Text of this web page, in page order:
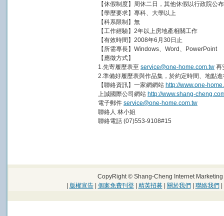
【休假制度】周休二日，其他休假以行政院公
【學歷要求】專科、大學以上
【科系限制】無
【工作經驗】2年以上房地產相關工作
【有效時間】2008年6月30日止
【所需專長】Windows、Word、PowerPoint
【應徵方式】
1.先寄履歷表至 service@one-home.com.tw 再
2.準備好履歷表與作品集，於約定時間、地點
【聯絡資訊】一家網網站 http://www.one-
上誠國際公司網站 http://www.shang-
電子郵件 service@one-home.com.tw
聯絡人 林小姐
聯絡電話 (07)553-9108#15
CopyRight © Shang-Cheng Internet
版權宣告| 個案免費刊登| 精英招募| 關於我們 聯絡我們